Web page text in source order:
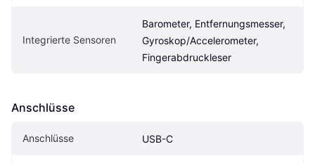
Integrierte Sensoren
Barometer, Entfernungsmesser,
Gyroskop/Accelerometer,
Fingerabdruckleser
Anschlüsse
Anschlüsse USB-C